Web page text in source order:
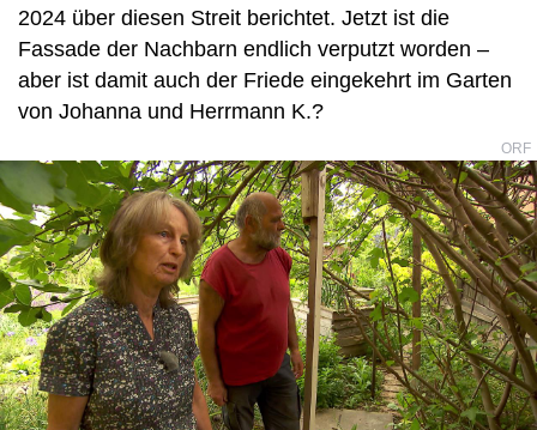
2024 über diesen Streit berichtet. Jetzt ist die
Fassade der Nachbarn endlich verputzt worden –
aber ist damit auch der Friede eingekehrt im Garten
von Johanna und Herrmann K.?
ORF